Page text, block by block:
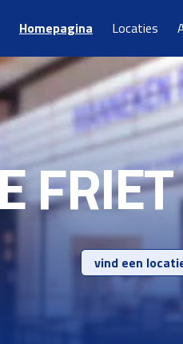
Homepagina Locaties
vind een